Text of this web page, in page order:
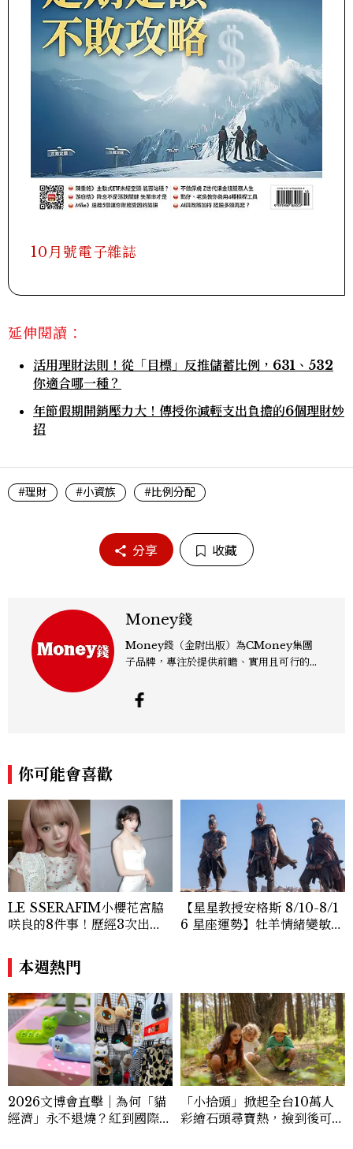
10月號電子雜誌
延伸閱讀：
活用理財法則！從「目標」反推儲蓄比例，631、532
你適合哪一種？
年節假期開銷壓力大！傳授你減輕支出負擔的6個理財妙
招
#理財 #小資族 #比例分配
分享 收藏
Money錢
Money錢（金尉出版）為CMoney集團
子品牌，專注於提供前瞻、實用且可行的財
頂尖創作者，深獲廣大專業投資人與高階經
理人的信賴，服務超過1000萬用戶，更是
你可能會喜歡
LE SSERAFIM小櫻花宮脇
咲良的8件事！歷經3次出
王、靠「這招」養成17吋螞蟻
腰
【星星教授安格斯 8/10-8/1
6 星座運勢】牡羊情緒變敏
本週熱門
2026文博會直擊｜為何「貓
經濟」永不退燒？紅到國際的
「小拾頭」掀起全台10萬人
彩繪石頭尋寶熱，撿到後可以